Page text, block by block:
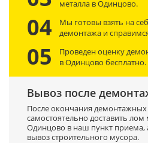
металла в Одинцово.
04
Мы готовы взять на
демонтажа и
05
Проведен оценку
в Одинцово бесплатно.
Вывоз после
После окончания
самостоятельно доставить
Одинцово в наш пункт приема,
вывоз строительного мусора.